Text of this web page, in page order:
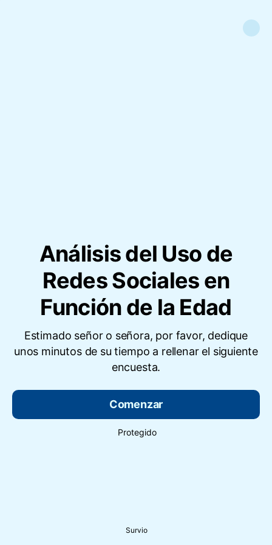
Análisis del Uso de
Redes Sociales en
Función de la Edad
Estimado señor o señora, por favor, dedique
unos minutos de su tiempo a rellenar el siguiente
encuesta.
Comenzar
Protegido
Survio